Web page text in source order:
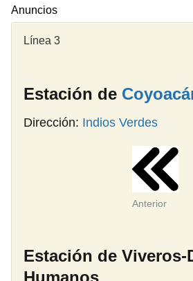
Anuncios
Línea 3
Estación de
Dirección: Indios Verdes
Anterior
Estación de Viveros-
Humanos